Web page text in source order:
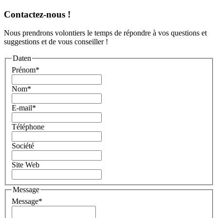
Contactez-nous !
Nous prendrons volontiers le temps de répondre à vos questions et
suggestions et de vous conseiller !
Daten
Prénom*
Nom*
E-mail*
Téléphone
Société
Site Web
Message
Message*